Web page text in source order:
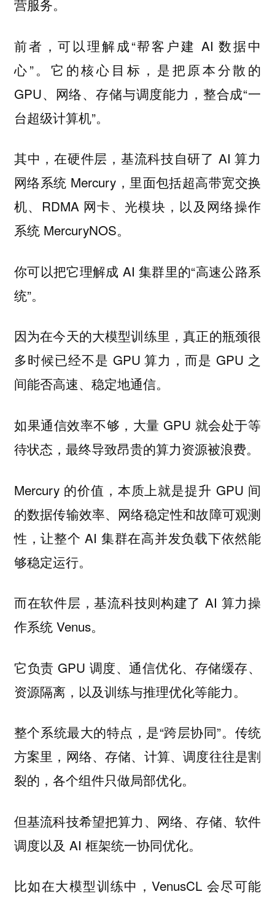
营服务。
前者，可以理解成“帮客户建 AI 数据中
心”。它的核心目标，是把原本分散的
GPU、网络、存储与调度能力，整合成“一
台超级计算机”。
其中，在硬件层，基流科技自研了 AI 算力
网络系统 Mercury，里面包括超高带宽交换
机、RDMA 网卡、光模块，以及网络操作
系统 MercuryNOS。
你可以把它理解成 AI 集群里的“高速公路系
统”。
因为在今天的大模型训练里，真正的瓶颈很
多时候已经不是 GPU 算力，而是 GPU 之
间能否高速、稳定地通信。
如果通信效率不够，大量 GPU 就会处于等
待状态，最终导致昂贵的算力资源被浪费。
Mercury 的价值，本质上就是提升 GPU 间
的数据传输效率、网络稳定性和故障可观测
性，让整个 AI 集群在高并发负载下依然能
够稳定运行。
而在软件层，基流科技则构建了 AI 算力操
作系统 Venus。
它负责 GPU 调度、通信优化、存储缓存、
资源隔离，以及训练与推理优化等能力。
整个系统最大的特点，是“跨层协同”。传统
方案里，网络、存储、计算、调度往往是割
裂的，各个组件只做局部优化。
但基流科技希望把算力、网络、存储、软件
调度以及 AI 框架统一协同优化。
比如在大模型训练中，VenusCL 会尽可能